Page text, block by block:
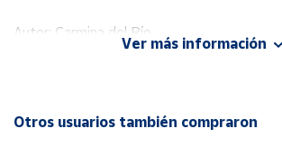
Área
Autor: Carmina del Río
Editorial: Salvatella
Ver más información
Otros usuarios también compraron